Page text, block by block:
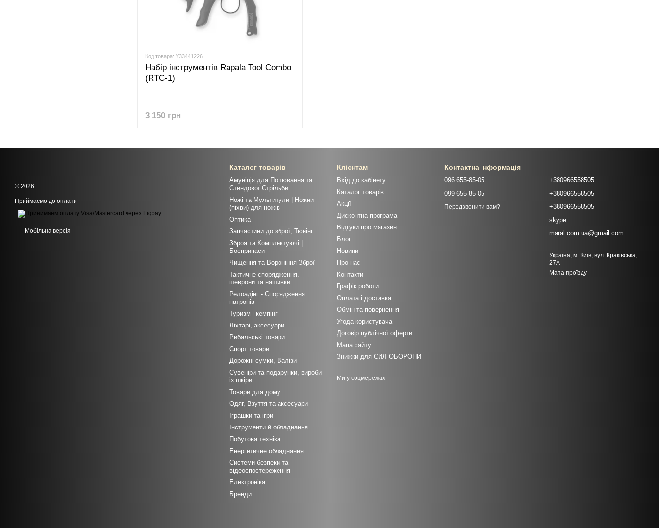
Код товара: Y33441226
Набір інструментів Rapala Tool Combo
(RTC-1)
3 150 грн
© 2026
Приймаємо до оплати
Мобільна версія
Каталог товарів
Амуніція для Полювання та
Стендової Стрільби
Ножі та Мультитули | Ножни
(піхви) для ножів
Оптика
Запчастини до зброї, Тюнінг
Зброя та Комплектуючі |
Боєприпаси
Чищення та Вороніння Зброї
Тактичне спорядження,
шеврони та нашивки
Релоадінг - Спорядження
патронів
Туризм і кемпінг
Ліхтарі, аксесуари
Рибальські товари
Спорт товари
Дорожні сумки, Валізи
Сувеніри та подарунки, вироби
із шкіри
Товари для дому
Одяг, Взуття та аксесуари
Іграшки та ігри
Інструменти й обладнання
Побутова техніка
Енергетичне обладнання
Системи безпеки та
відеоспостереження
Електроніка
Бренди
Клієнтам
Вхід до кабінету
Каталог товарів
Акції
Дисконтна програма
Відгуки про магазин
Блог
Новини
Про нас
Контакти
Графік роботи
Оплата і доставка
Обмін та повернення
Угода користувача
Договір публічної оферти
Мапа сайту
Знижки для СИЛ ОБОРОНИ
Ми у соцмережах
Контактна інформація
096 655-85-05
099 655-85-05
Передзвонити вам?
+380966558505
+380966558505
+380966558505
skype
maral.com.ua@gmail.com
Україна, м. Київ, вул. Краківська,
27А
Мапа проїзду